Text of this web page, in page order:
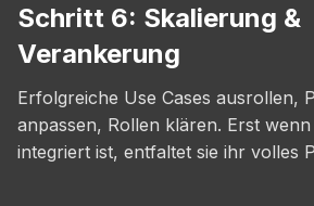
Schritt 6: Skalierung &
Verankerung
Erfolgreiche Use Cases ausrollen,
anpassen, Rollen klären. Erst
integriert ist, entfaltet sie ihr volles